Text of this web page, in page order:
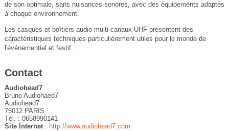
de son optimale, sans nuisances sonores, avec des équipements adaptés
à chaque environnement.
Les casques et boîtiers audio multi-canaux UHF présentent des
caractéristiques techniques particulièrement utiles pour le monde de
l'événementiel et festif.
Contact
Audiohead7
Bruno Audiohaed7
Audiohead7
75012 PARIS
Tél. : 0658990141
Site Internet: http://www.audiohead7.com